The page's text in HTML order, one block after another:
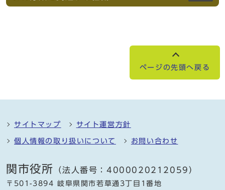
ページの先頭へ戻る
サイトマップ サイト運営方針
個人情報の取り扱いについて お問い合わせ
関市役所 （法人番号：4000020212059）
〒501-3894 岐阜県関市若草通3丁目1番地